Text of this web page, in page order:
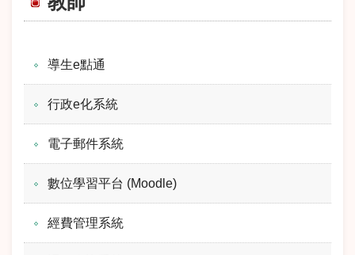
導生e點通
行政e化系統
電子郵件系統
數位學習平台 (Moodle)
經費管理系統